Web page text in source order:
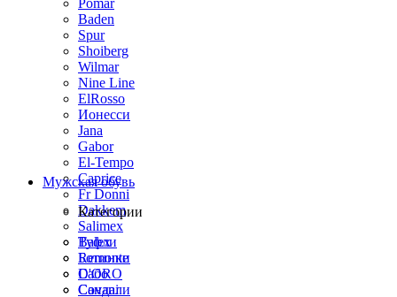
Pomar
Baden
Spur
Shoiberg
Wilmar
Nine Line
ElRosso
Ионесси
Jana
Gabor
El-Tempo
Caprice
Fr Donni
Dakkem
Salimex
Balex
Remonte
D'ORO
Covani
Мужская обувь
Категории
Туфли
Ботинки
Сабо
Сандали